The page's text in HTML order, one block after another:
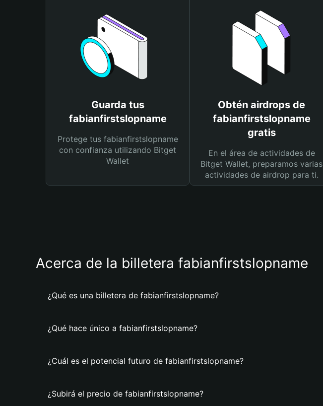
Guarda tus
fabianfirstslopname
Protege tus fabianfirstslopname
con confianza utilizando Bitget
Wallet
Obtén airdrops de
fabianfirstslopname
gratis
En el área de actividades de
Bitget Wallet, preparamos varias
actividades de airdrop para ti.
Acerca de la billetera fabianfirstslopname
¿Qué es una billetera de fabianfirstslopname?
¿Qué hace único a fabianfirstslopname?
¿Cuál es el potencial futuro de fabianfirstslopname?
¿Subirá el precio de fabianfirstslopname?